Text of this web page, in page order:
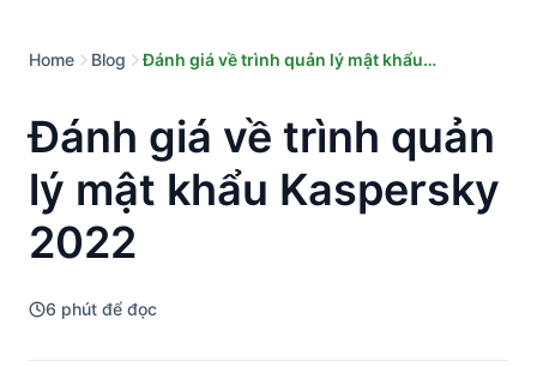
Home Blog
Đánh giá về trình quản lý mật khẩu
Đánh giá về trình quản
lý mật khẩu Kaspersky
2022
6 phút để đọc